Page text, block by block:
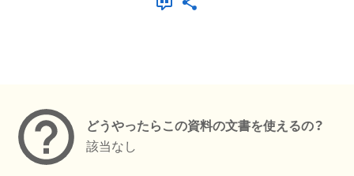
どうやったらこの資料の文書を使えるの？
該当なし